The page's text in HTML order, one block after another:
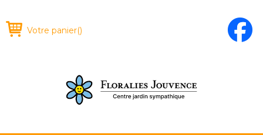
Votre panier()